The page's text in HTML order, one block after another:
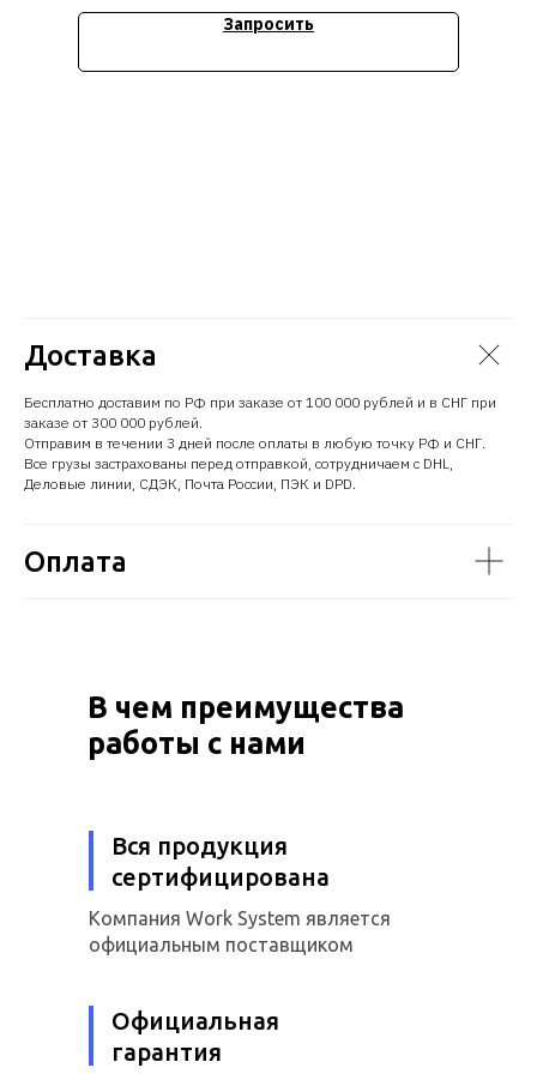
Стоимость уточняйте Запросить
Доставка
Бесплатно доставим по РФ при заказе от 100 000 рублей и в СНГ при
заказе от 300 000 рублей.
Отправим в течении 3 дней после оплаты в любую точку РФ и СНГ.
Все грузы застрахованы перед отправкой, сотрудничаем с DHL,
Деловые линии, СДЭК, Почта России, ПЭК и DPD.
Оплата
В чем преимущества
работы с нами
Вся продукция
сертифицирована
Компания Work System является
официальным поставщиком
Официальная
гарантия